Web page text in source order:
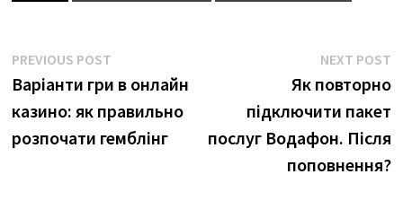
Навігація
записів
PREVIOUS POSTPrevious
post:
Варіанти гри в онлайн
казино: як правильно
розпочати гемблінг
NEXT POST
Як повторно
підключити пакет
послуг Водафон. Після
поповнення?